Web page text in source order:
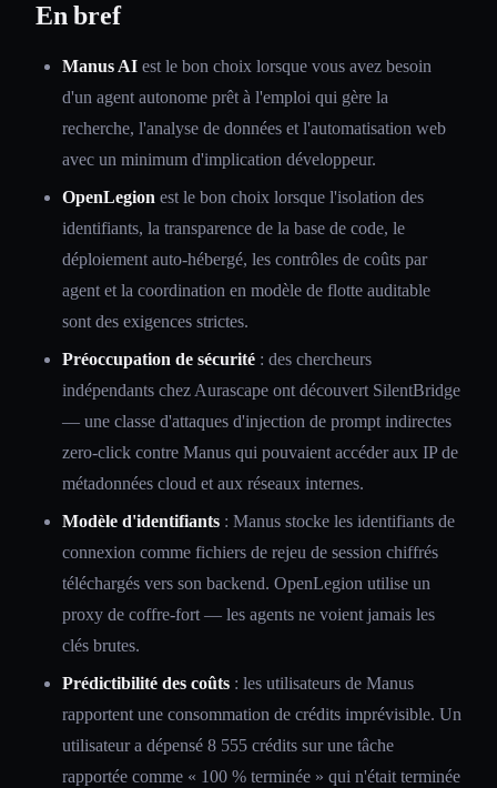
En bref
Manus AI est le bon choix lorsque vous avez besoin
d'un agent autonome prêt à l'emploi qui gère la
recherche, l'analyse de données et l'automatisation web
avec un minimum d'implication développeur.
OpenLegion est le bon choix lorsque l'isolation des
identifiants, la transparence de la base de code, le
déploiement auto-hébergé, les contrôles de coûts par
agent et la coordination en modèle de flotte auditable
sont des exigences strictes.
Préoccupation de sécurité : des chercheurs
indépendants chez Aurascape ont découvert SilentBridge
— une classe d'attaques d'injection de prompt indirectes
zero-click contre Manus qui pouvaient accéder aux IP de
métadonnées cloud et aux réseaux internes.
Modèle d'identifiants : Manus stocke les identifiants de
connexion comme fichiers de rejeu de session chiffrés
téléchargés vers son backend. OpenLegion utilise un
proxy de coffre-fort — les agents ne voient jamais les
clés brutes.
Prédictibilité des coûts : les utilisateurs de Manus
rapportent une consommation de crédits imprévisible. Un
utilisateur a dépensé 8 555 crédits sur une tâche
rapportée comme « 100 % terminée » qui n'était terminée